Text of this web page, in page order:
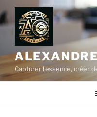
Aller
au
contenu
principal
Capturer l'essence, créer